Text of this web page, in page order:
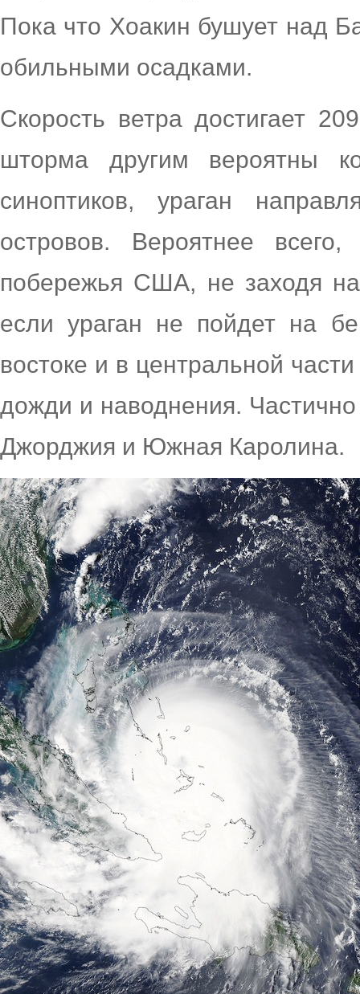
Пока что Хоакин бушует над
обильными осадками.
Скорость ветра достигает
шторма другим вероятны
синоптиков, ураган
островов. Вероятнее
побережья США, не заходя
если ураган не пойдет на
востоке и в центральной
дожди и наводнения.
Джорджия и Южная Каролина.